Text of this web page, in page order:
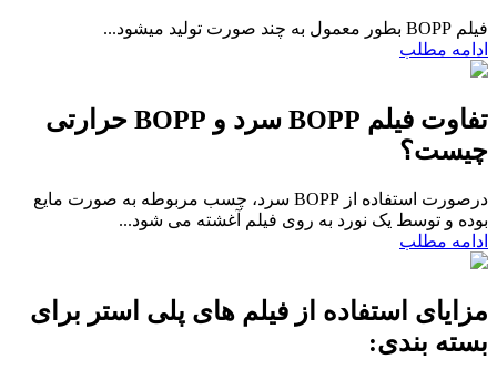
فیلم BOPP بطور معمول به چند صورت تولید میشود...
ادامه مطلب
تفاوت فیلم BOPP سرد و BOPP حرارتی
چیست؟
درصورت استفاده از BOPP سرد، چسب مربوطه به صورت مایع
بوده و توسط یک نورد به روی فیلم آغشته می شود...
ادامه مطلب
مزایای استفاده از فیلم های پلی استر برای
بسته بندی: